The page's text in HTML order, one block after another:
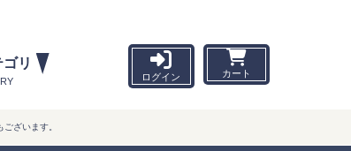
リ
ログイン カート
ざいます。